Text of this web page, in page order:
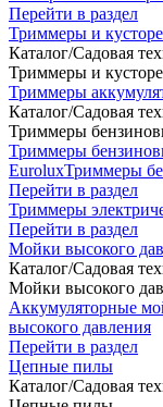
Перейти в раздел
Триммеры и
Каталог/Садовая
Триммеры и
Триммеры
Каталог/Садовая
Триммеры
Триммеры
EuroluxТриммеры
Перейти в раздел
Триммеры
Перейти в раздел
Мойки высокого
Каталог/Садовая
Мойки высокого
Аккумуляторные
высокого давления
Перейти в раздел
Цепные пилы
Каталог/Садовая